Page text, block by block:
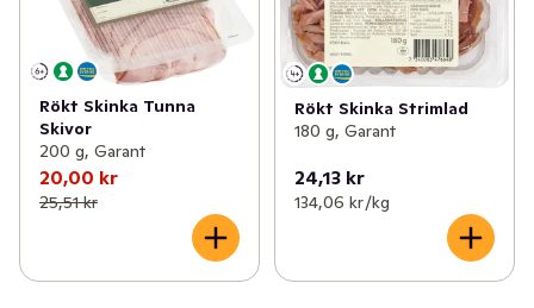
Rökt Skinka Tunna
Skivor
200 g, Garant
20,00 kr
25,51 kr
Rökt Skinka Strimlad
180 g, Garant
24,13 kr
134,06 kr /kg